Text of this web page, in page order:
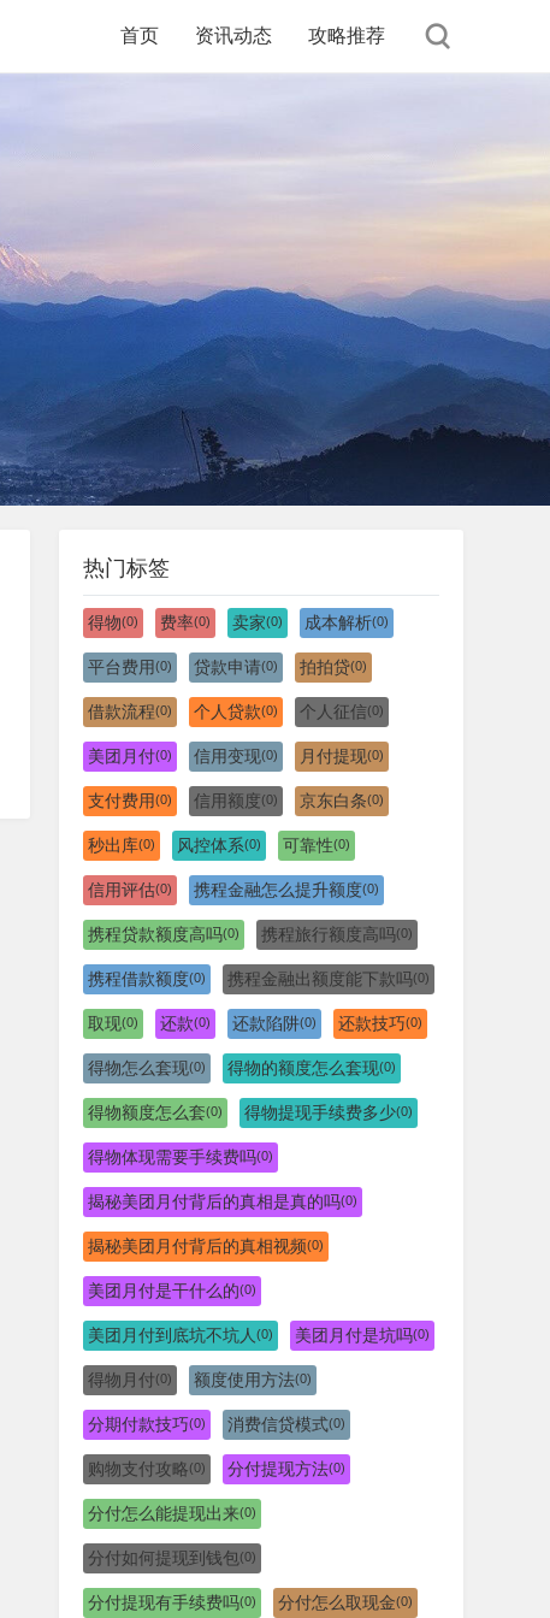
首页 资讯动态 攻略推荐
热门标签
得物(0) 费率(0) 卖家(0) 成本解析(0)
平台费用(0) 贷款申请(0) 拍拍贷(0)
借款流程(0) 个人贷款(0) 个人征信(0)
美团月付(0) 信用变现(0) 月付提现(0)
支付费用(0) 信用额度(0) 京东白条(0)
秒出库(0) 风控体系(0) 可靠性(0)
信用评估(0) 携程金融怎么提升额度(0)
携程贷款额度高吗(0) 携程旅行额度高吗(0)
携程借款额度(0) 携程金融出额度能下款吗(0)
取现(0) 还款(0) 还款陷阱(0) 还款技巧(0)
得物怎么套现(0) 得物的额度怎么套现(0)
得物额度怎么套(0) 得物提现手续费多少(0)
得物体现需要手续费吗(0)
揭秘美团月付背后的真相是真的吗(0)
揭秘美团月付背后的真相视频(0)
美团月付是干什么的(0)
美团月付到底坑不坑人 (0) 美团月付是坑吗(0)
得物月付(0) 额度使用方法(0)
分期付款技巧(0) 消费信贷模式(0)
购物支付攻略(0) 分付提现方法(0)
分付怎么能提现出来(0)
分付如何提现到钱包 (0)
分付提现有手续费吗(0) 分付怎么取现金(0)